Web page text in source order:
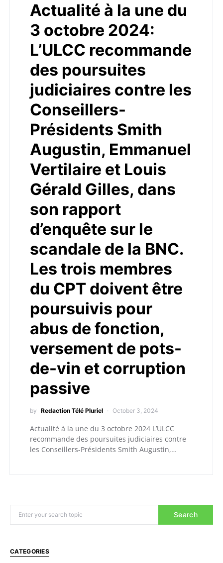
Actualité à la une du
3 octobre 2024:
L’ULCC recommande
des poursuites
judiciaires contre les
Conseillers-
Présidents Smith
Augustin, Emmanuel
Vertilaire et Louis
Gérald Gilles, dans
son rapport
d’enquête sur le
scandale de la BNC.
Les trois membres
du CPT doivent être
poursuivis pour
abus de fonction,
versement de pots-
de-vin et corruption
passive
by Redaction Télé Pluriel October 3, 2024
Actualité à la une du 3 octobre 2024 L’ULCC
recommande des poursuites judiciaires contre
les Conseillers-Présidents Smith Augustin,…
Search
CATEGORIES